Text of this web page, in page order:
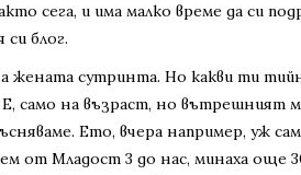
сега, и има малко време да си
блог.
жената сутринта. Но какви ти
само на възраст, но вътрешният
Ето, вчера например, уж
от Младост 3 до нас, минаха още